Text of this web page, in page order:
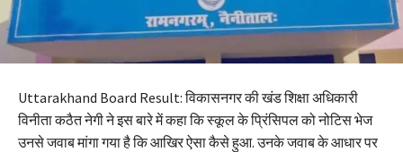
Uttarakhand Board Result: विकासनगर की खंड शिक्षा अधिकारी
विनीता कठैत नेगी ने इस बारे में कहा कि स्कूल के प्रिंसिपल को नोटिस भेज
उनसे जवाब मांगा गया है कि आखिर ऐसा कैसे हुआ. उनके जवाब के आधार पर